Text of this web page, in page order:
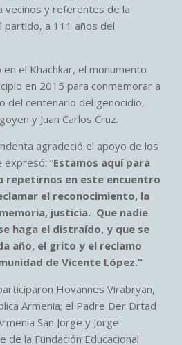
vecinos y referentes de la
partido, a 111 años del
el Khachkar, el monumento
en 2015 para conmemorar a
del centenario del genocidio,
y Juan Carlos Cruz.
agradeció el apoyo de los
expresó: “Estamos aquí para
repetirnos en este encuentro
el reconocimiento, la
justicia. Que nadie
haga el distraído, y que se
año, el grito y el reclamo
de Vicente López.”
Hovannes Virabryan,
Armenia; el Padre Der Drtad
San Jorge y Jorge
de la Fundación Educacional